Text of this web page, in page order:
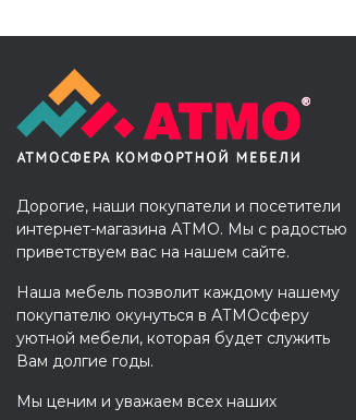
Дорогие, наши покупатели и посетители
интернет-магазина АТМО. Мы с радостью
приветствуем вас на нашем сайте.
Наша мебель позволит каждому нашему
покупателю окунуться в АТМОсферу
уютной мебели, которая будет служить
Вам долгие годы.
Мы ценим и уважаем всех наших